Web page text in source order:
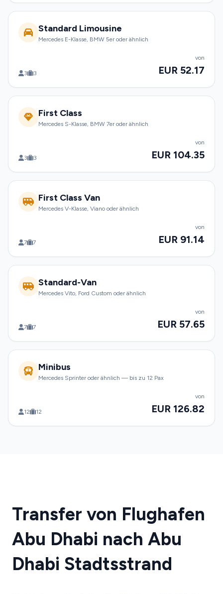
Standard Limousine
Mercedes E-Klasse, BMW 5er oder ähnlich
3 3
von
EUR 52.17
First Class
Mercedes S-Klasse, BMW 7er oder ähnlich
3 3
von
EUR 104.35
First Class Van
Mercedes V-Klasse, Viano oder ähnlich
7 7
von
EUR 91.14
Standard-Van
Mercedes Vito, Ford Custom oder ähnlich
7 7
von
EUR 57.65
Minibus
Mercedes Sprinter oder ähnlich — bis zu 12 Pax
12 12
von
EUR 126.82
Transfer von Flughafen
Abu Dhabi nach Abu
Dhabi Stadtsstrand